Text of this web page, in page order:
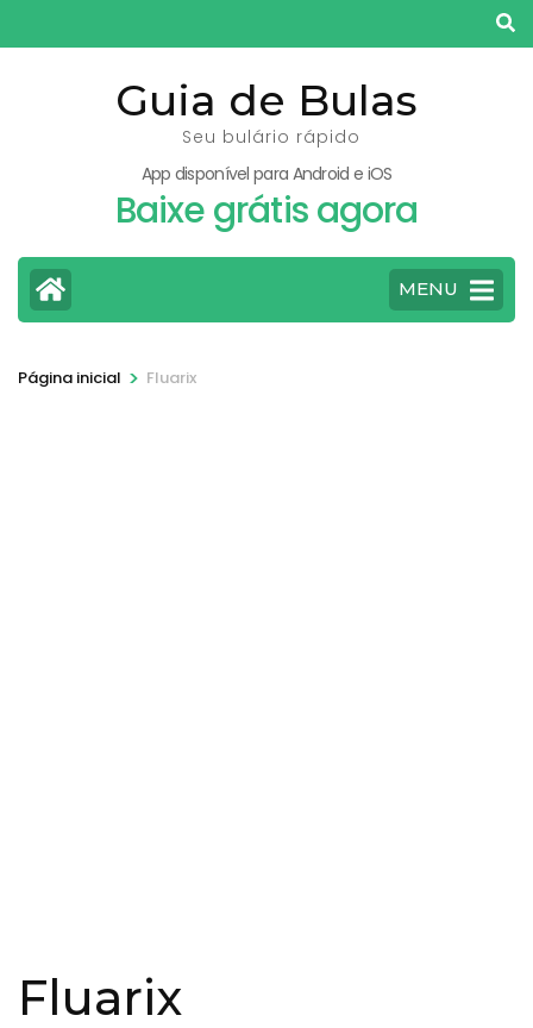
para
Guia de Bulas
Seu bulário rápido
App disponível para Android e iOS
Baixe grátis agora
MENU
Página inicial > Fluarix
Fluarix